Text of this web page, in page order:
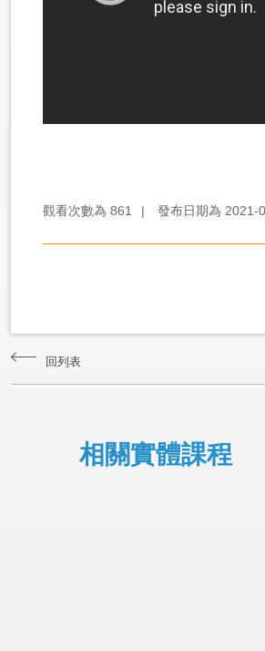
觀看次數為 861 | 發布日期為 2021-
回列表
相關實體課程